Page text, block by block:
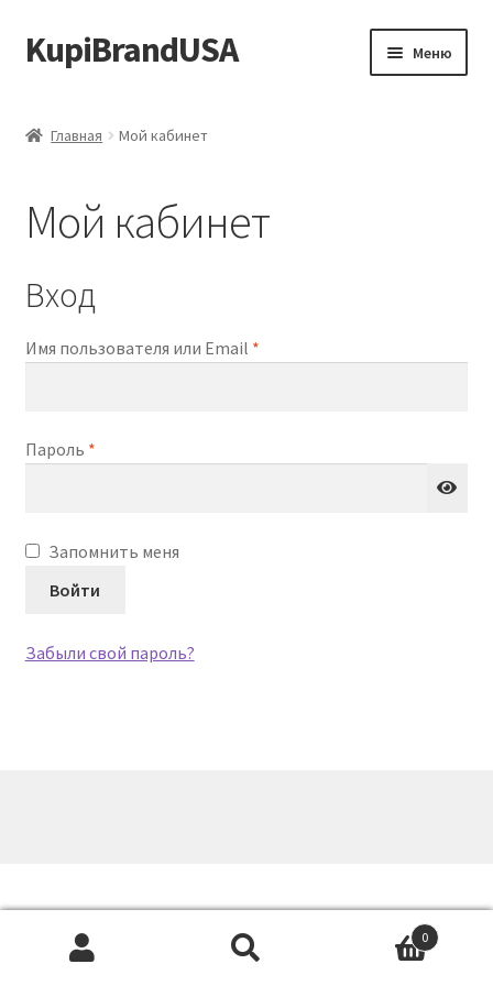
Перейти
к
Перейти
к
KupiBrandUSA Меню
Доставка и условия
Контакты
Главная Мой кабинет
Мой кабинет
Вход
Имя пользователя или Email *Обязательно
Пароль *Обязательно
Запомнить меня
Войти
Забыли свой пароль?
0